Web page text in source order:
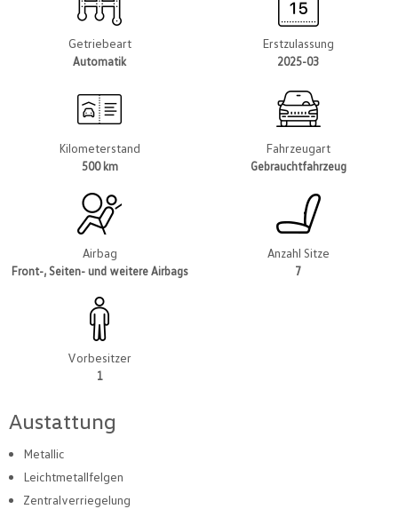
Getriebeart
Automatik
Erstzulassung
2025-03
Kilometerstand
500 km
Fahrzeugart
Gebrauchtfahrzeug
Airbag
Front-, Seiten- und weitere Airbags
Anzahl Sitze
7
Vorbesitzer
1
Austattung
Metallic
Leichtmetallfelgen
Zentralverriegelung